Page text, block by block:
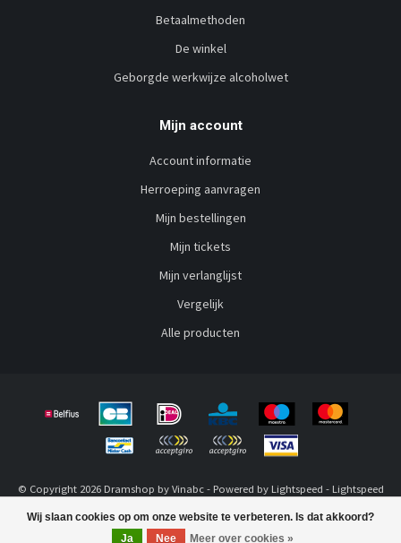
Wij slaan cookies op om onze website te verbeteren. Is dat akkoord?
Ja
Nee Meer over cookies »
Betaalmethoden
De winkel
Geborgde werkwijze alcoholwet
Mijn account
Account informatie
Herroeping aanvragen
Mijn bestellingen
Mijn tickets
Mijn verlanglijst
Vergelijk
Alle producten
© Copyright 2026 Dramshop by Vinabc - Powered by Lightspeed - Lightspeed
design byDyvelopment